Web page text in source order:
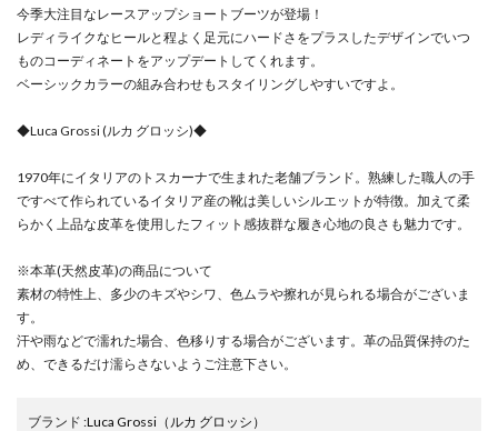
今季大注目なレースアップショートブーツが登場！
レディライクなヒールと程よく足元にハードさをプラスしたデザインでいつ
ものコーディネートをアップデートしてくれます。
ベーシックカラーの組み合わせもスタイリングしやすいですよ。
◆Luca Grossi (ルカ グロッシ)◆
1970年にイタリアのトスカーナで生まれた老舗ブランド。熟練した職人の手
ですべて作られているイタリア産の靴は美しいシルエットが特徴。加えて柔
らかく上品な皮革を使用したフィット感抜群な履き心地の良さも魅力です。
※本革(天然皮革)の商品について
素材の特性上、多少のキズやシワ、色ムラや擦れが見られる場合がございま
す。
汗や雨などで濡れた場合、色移りする場合がございます。革の品質保持のた
め、できるだけ濡らさないようご注意下さい。
ブランド :Luca Grossi （ルカ グロッシ）